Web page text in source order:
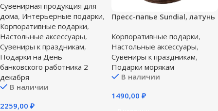
Сувенирная продукция для
дома, Интерьерные подарки,
Корпоративные подарки,
Настольные аксессуары,
Сувениры к праздникам,
Подарки на День
банковского работника 2
декабря
В наличии
2259,00 ₽
Пресс-папье Sundial, латунь
Корпоративные подарки,
Настольные аксессуары,
Сувениры к праздникам,
Подарки морякам
В наличии
1490,00 ₽